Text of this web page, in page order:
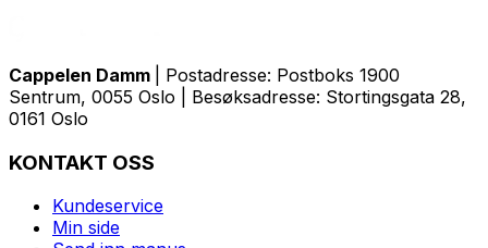
Cappelen Damm
| Postadresse: Postboks 1900
Sentrum, 0055 Oslo | Besøksadresse: Stortingsgata 28,
0161 Oslo
KONTAKT OSS
Kundeservice
Min side